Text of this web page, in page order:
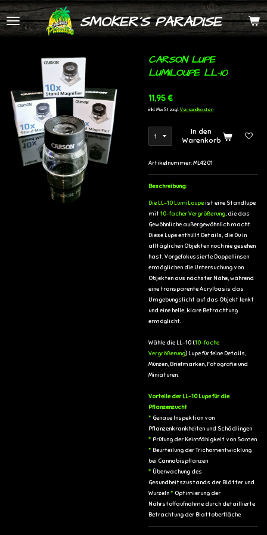
Zum
Hauptinhalt
springen
SMOKER´S PARADISE
CARSON LUPE
LUMILOUPE LL-10
11,95 €
inkl. MwSt zzgl. Versandkosten
In den
Warenkorb
Artikelnummer:ML4201
Beschreibung:
Die LL-10 LumiLoupeist eine Standlupe
mit10-facher Vergrößerung, die das
Gewöhnliche außergewöhnlich macht.
Diese Lupe enthüllt Details, die Du in
alltäglichen Objekten noch nie gesehen
hast. Vorgefokussierte Doppellinsen
ermöglichen die Untersuchung von
Objekten aus nächster Nähe, während
eine transparente Acrylbasis das
Umgebungslicht auf das Objekt lenkt
und eine helle, klare Betrachtung
ermöglicht.
Wähle die LL-10 (10-fache
Vergrößerung) Lupe für feine Details,
Münzen, Briefmarken, Fotografie und
Miniaturen.
Vorteile der LL-10 Lupe für die
Pflanzenzucht
* Genaue Inspektion von
Pflanzenkrankheiten und Schädlingen
* Prüfung der Keimfähigkeit von Samen
* Beurteilung der Trichomentwicklung
bei Cannabispflanzen
* Überwachung des
Gesundheitszustands der Blätter und
Wurzeln* Optimierung der
Nährstoffaufnahme durch detaillierte
Betrachtung der Blattoberfläche